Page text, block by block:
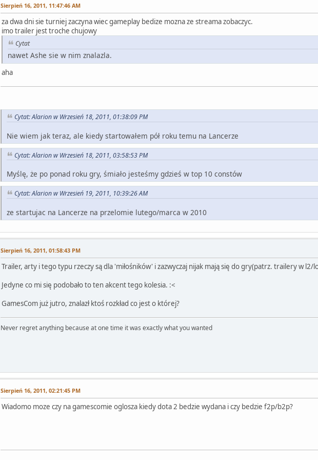
Sierpień 16, 2011, 11:47:46 AM
za dwa dni sie turniej zaczyna wiec gameplay bedize mozna ze streama zobaczyc.
imo trailer jest troche chujowy
Cytat
nawet Ashe sie w nim znalazla.
aha
Cytat: Alarion w Wrzesień 18, 2011, 01:38:09 PM
Nie wiem jak teraz, ale kiedy startowałem pół roku temu na Lancerze
Cytat: Alarion w Wrzesień 18, 2011, 03:58:53 PM
Myślę, że po ponad roku gry, śmiało jesteśmy gdzieś w top 10 constów
Cytat: Alarion w Wrzesień 19, 2011, 10:39:26 AM
ze startujac na Lancerze na przelomie lutego/marca w 2010
Sierpień 16, 2011, 01:58:43 PM
Trailer, arty i tego typu rzeczy są dla 'miłośników' i zazwyczaj nijak mają się do gry(patrz. trailery w l2/
Jedyne co mi się podobało to ten akcent tego kolesia. :<
GamesCom już jutro, znalazł ktoś rozkład co jest o której?
Never regret anything because at one time it was exactly what you wanted
Sierpień 16, 2011, 02:21:45 PM
Wiadomo moze czy na gamescomie oglosza kiedy dota 2 bedzie wydana i czy bedzie f2p/b2p?